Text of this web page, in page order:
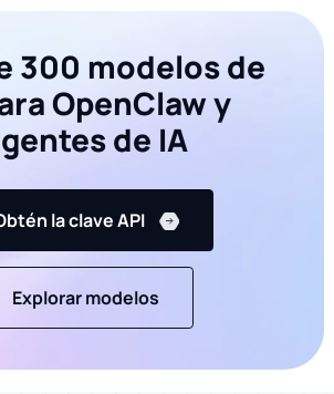
300 modelos de
OpenClaw y
de IA
la clave API
Explorar modelos